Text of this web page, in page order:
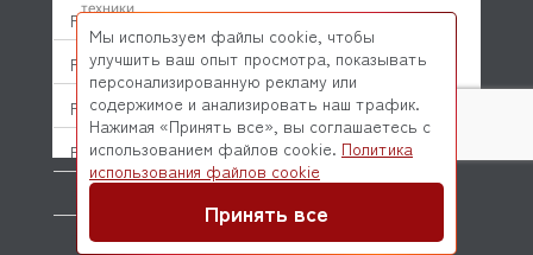
PONY
POPCAKE
PRATICA
PRIMAX
PRISMAFOOD
© 2026 Kitchen-Service.com Интернет-магазин запчастей
и оборудования профессиональной кухни
Мы используем файлы cookie, чтобы
улучшить ваш опыт просмотра, показывать
персонализированную рекламу или
содержимое и анализировать наш трафик.
Нажимая «Принять все», вы соглашаетесь с
использованием файлов cookie. Политика
использования файлов cookie
Принять все